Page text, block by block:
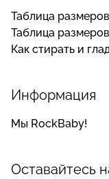
Таблица
Таблица
Как стирать и
Информация
Мы RockBaby!
Оставайтесь